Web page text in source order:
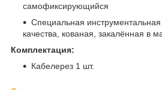
самофиксирующийся
Специальная инструментальная
качества, кованая, закалённая в
Комплектация:
Кабелерез 1 шт.